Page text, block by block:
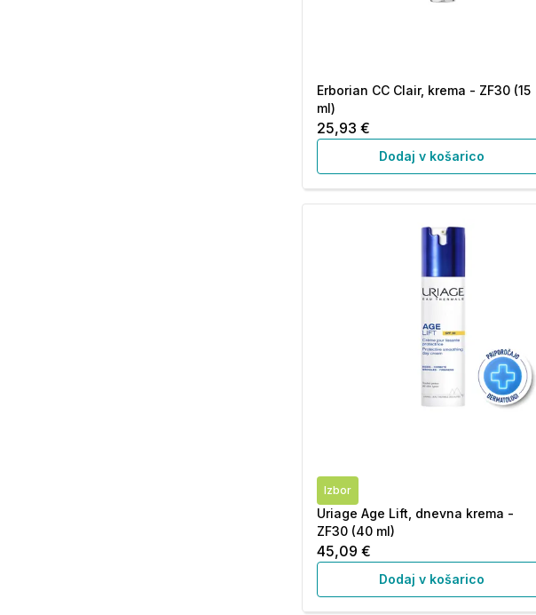
Erborian CC Clair, krema - ZF30 (15
ml)
25,93 €
Dodaj v košarico
Izbor
Uriage Age Lift, dnevna krema -
ZF30 (40 ml)
45,09 €
Dodaj v košarico